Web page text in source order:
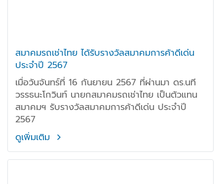
สมาคมรถเช่าไทย ได้รับรางวัลสมาคมการค้าดีเด่น
ประจำปี 2567
เมื่อวันจันทร์ที่ 16 กันยายน 2567 ที่ผ่านมา ดร.นที
วรรธนะโกวินท์ นายกสมาคมรถเช่าไทย เป็นตัวแทน
สมาคมฯ รับรางวัลสมาคมการค้าดีเด่น ประจำปี
2567
ดูเพิ่มเติม